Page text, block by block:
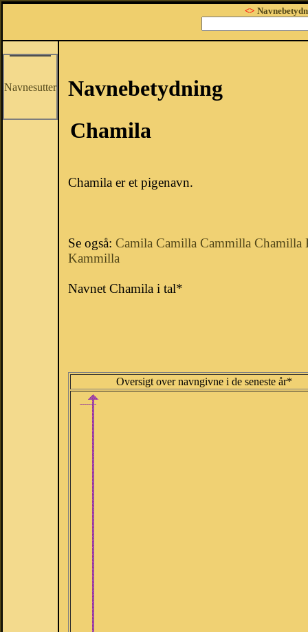
<>
Navnesutter
Navnebetydning
Chamila
Chamila er et pigenavn.
Se også: Camila Camilla Cammilla Chamilla
Kammilla
Navnet Chamila i tal*
Oversigt over navngivne i de seneste år*